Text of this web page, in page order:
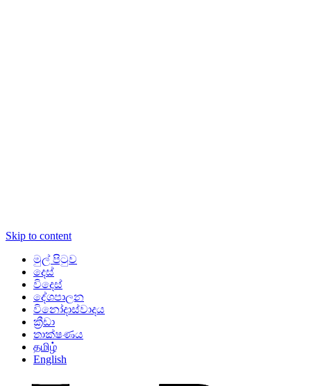
Skip to content
මුල් පිටුව
දෙස්
විදෙස්
දේශපාලන
විනෝදාස්වාදය
ක්‍රීඩා
තාක්ෂණය
தமிழ்
English